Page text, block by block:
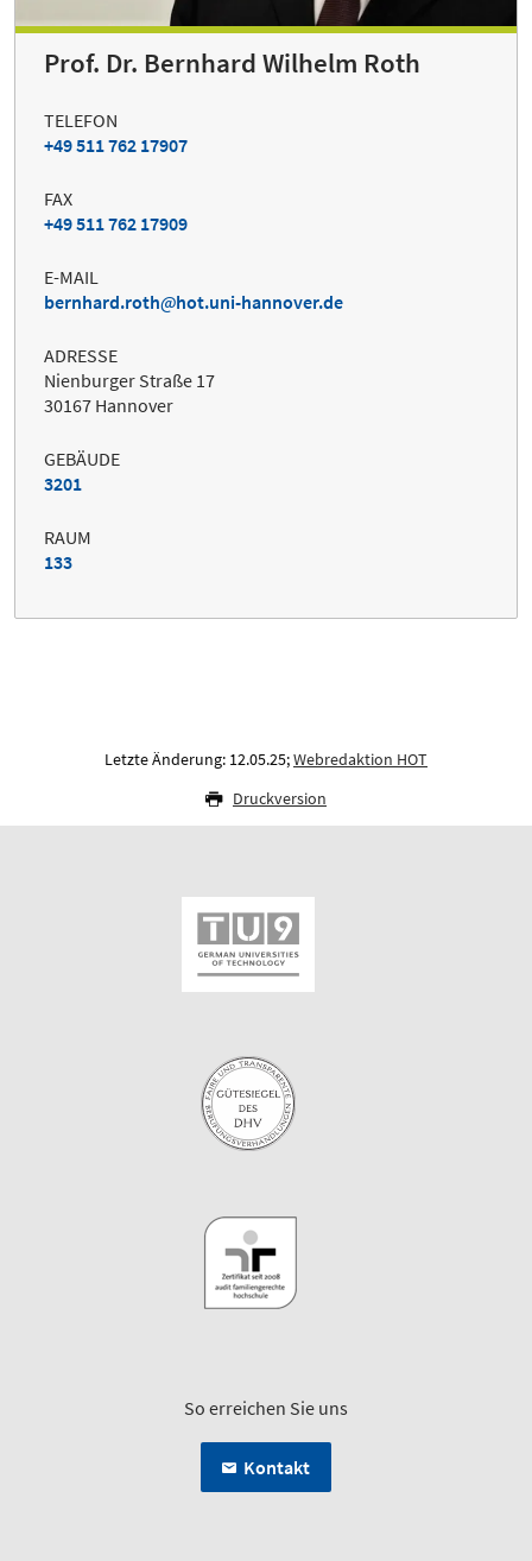
Prof. Dr. Bernhard Wilhelm Roth
TELEFON
+49 511 762 17907
FAX
+49 511 762 17909
E-MAIL
bernhard.roth
hot.uni-hannover.de
ADRESSE
Nienburger Straße 17
30167 Hannover
GEBÄUDE
3201
RAUM
133
Letzte Änderung: 12.05.25;Webredaktion HOT
Druckversion
So erreichen Sie uns
Kontakt